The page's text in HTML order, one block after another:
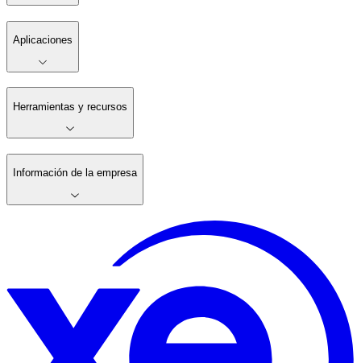
Aplicaciones
Herramientas y recursos
Información de la empresa